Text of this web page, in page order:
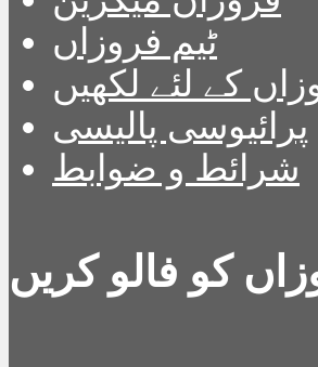
ٹیم فروزاں
کے لئے لکھیں
پرائیوسی پالیسی
شرائط و ضوابط
کو فالو کریں